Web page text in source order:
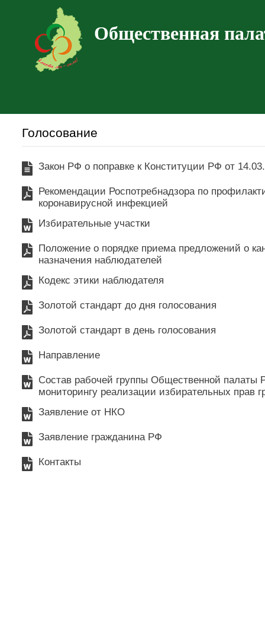
Общественная
Голосование
Закон РФ о поправке к Конституции РФ от
Рекомендации Роспотребнадзора по
коронавирусной инфекцией
Избирательные участки
Положение о порядке приема предложений о
назначения наблюдателей
Кодекс этики наблюдателя
Золотой стандарт до дня голосования
Золотой стандарт в день голосования
Направление
Состав рабочей группы Общественной палаты
мониторингу реализации избирательных прав
Заявление от НКО
Заявление гражданина РФ
Контакты